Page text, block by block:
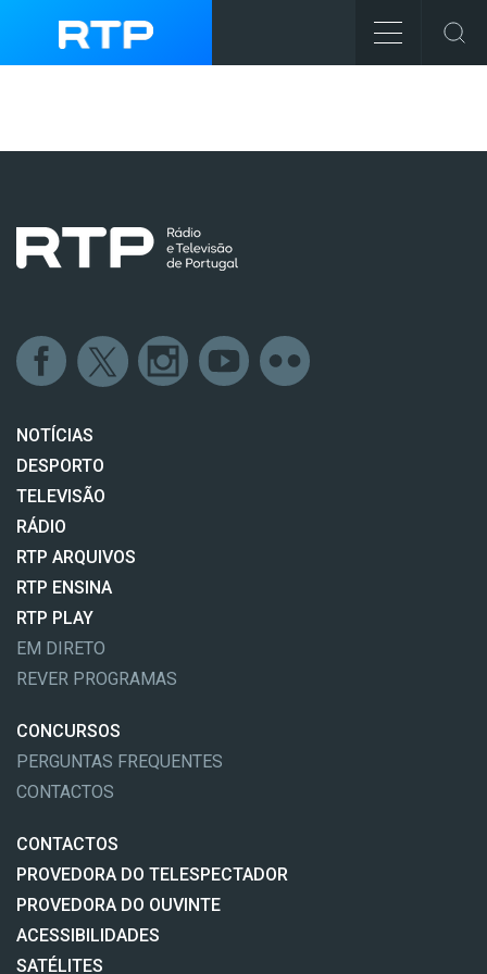
NOTÍCIAS
DESPORTO
TELEVISÃO
RÁDIO
RTP ARQUIVOS
RTP ENSINA
RTP PLAY
EM DIRETO
REVER PROGRAMAS
CONCURSOS
PERGUNTAS FREQUENTES
CONTACTOS
CONTACTOS
PROVEDORA DO TELESPECTADOR
PROVEDORA DO OUVINTE
ACESSIBILIDADES
SATÉLITES